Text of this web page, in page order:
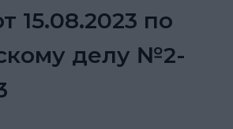
15.08.2023 по
делу №2-